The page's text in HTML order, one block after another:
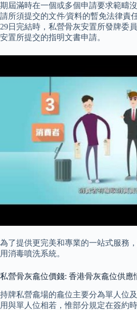
期屆滿時在一個或多個申請要求範疇
請所須提交的文件∕資料的暫免法律責
29日完結時，私營骨灰安置所發牌委
安置所提交的指明文書申請。
為了提供更完美和專業的一站式服務
用消毒噴洗系統。
私營骨灰龕位價錢: 香港骨灰龕位供應
持牌私營龕場的龕位主要分為單人位
用與單人位相若，惟部分規定在簽約